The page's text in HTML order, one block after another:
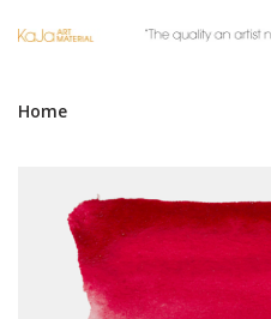
Home